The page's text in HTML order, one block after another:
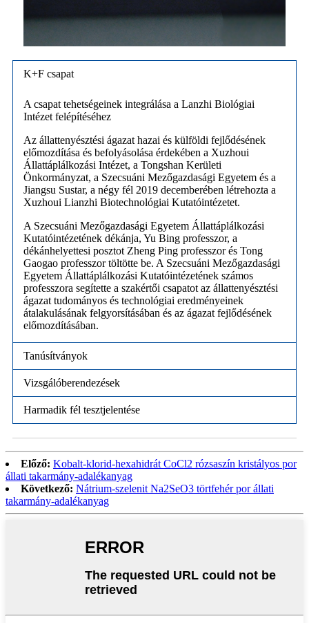
K+F csapat
A csapat tehetségeinek integrálása a Lanzhi Biológiai
Intézet felépítéséhez
Az állattenyésztési ágazat hazai és külföldi fejlődésének
előmozdítása és befolyásolása érdekében a Xuzhoui
Állattáplálkozási Intézet, a Tongshan Kerületi
Önkormányzat, a Szecsuáni Mezőgazdasági Egyetem és a
Jiangsu Sustar, a négy fél 2019 decemberében létrehozta a
Xuzhoui Lianzhi Biotechnológiai Kutatóintézetet.
A Szecsuáni Mezőgazdasági Egyetem Állattáplálkozási
Kutatóintézetének dékánja, Yu Bing professzor, a
dékánhelyettesi posztot Zheng Ping professzor és Tong
Gaogao professzor töltötte be. A Szecsuáni Mezőgazdasági
Egyetem Állattáplálkozási Kutatóintézetének számos
professzora segítette a szakértői csapatot az állattenyésztési
ágazat tudományos és technológiai eredményeinek
átalakulásának felgyorsításában és az ágazat fejlődésének
előmozdításában.
Tanúsítványok
Vizsgálóberendezések
Harmadik fél tesztjelentése
Előző: Kobalt-klorid-hexahidrát CoCl2 rózsaszín kristályos por
állati takarmány-adalékanyag
Következő: Nátrium-szelenit Na2SeO3 törtfehér por állati
takarmány-adalékanyag